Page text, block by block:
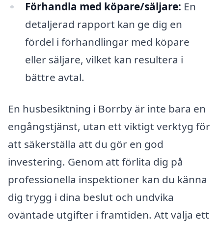
Förhandla med köpare/säljare: En
detaljerad rapport kan ge dig en
fördel i förhandlingar med köpare
eller säljare, vilket kan resultera i
bättre avtal.
En husbesiktning i Borrby är inte bara en
engångstjänst, utan ett viktigt verktyg för
att säkerställa att du gör en god
investering. Genom att förlita dig på
professionella inspektioner kan du känna
dig trygg i dina beslut och undvika
oväntade utgifter i framtiden. Att välja ett